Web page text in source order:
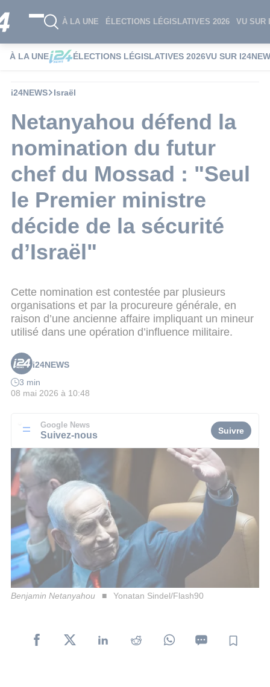
À LA UNE ÉLECTIONS LÉGISLATIVES 2026 VU SUR
À LA UNE ÉLECTIONS LÉGISLATIVES 2026VU SUR
i24NEWS Israël
Netanyahou défend la
nomination du futur
chef du Mossad : "Seul
le Premier ministre
décide de la sécurité
d’Israël"
Cette nomination est contestée par plusieurs
organisations et par la procureure générale, en
raison d’une ancienne affaire impliquant un mineur
utilisé dans une opération d’influence militaire.
i24NEWS
3 min
08 mai 2026 à 10:48
Google News
Suivez-nous Suivre
Benjamin Netanyahou Yonatan Sindel/Flash90